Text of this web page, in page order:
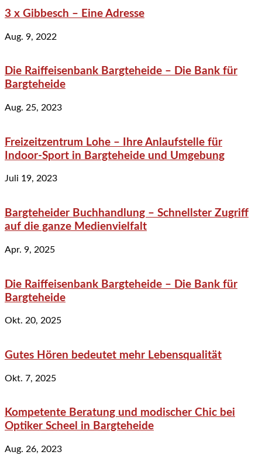
3 x Gibbesch – Eine Adresse
Aug. 9, 2022
Die Raiffeisenbank Bargteheide – Die Bank für
Bargteheide
Aug. 25, 2023
Freizeitzentrum Lohe – Ihre Anlaufstelle für
Indoor-Sport in Bargteheide und Umgebung
Juli 19, 2023
Bargteheider Buchhandlung – Schnellster Zugriff
auf die ganze Medienvielfalt
Apr. 9, 2025
Die Raiffeisenbank Bargteheide – Die Bank für
Bargteheide
Okt. 20, 2025
Gutes Hören bedeutet mehr Lebensqualität
Okt. 7, 2025
Kompetente Beratung und modischer Chic bei
Optiker Scheel in Bargteheide
Aug. 26, 2023